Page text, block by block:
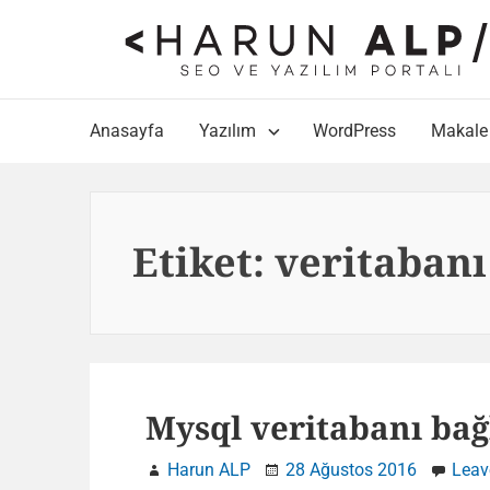
Anasayfa Yazılım WordPress Makale
Etiket:veritabanı
Mysql veritabanı
Harun ALP 28 Ağustos 2016